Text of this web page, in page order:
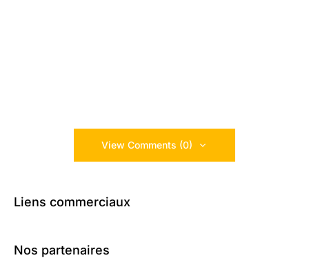
View Comments (0)
Liens commerciaux
Nos partenaires